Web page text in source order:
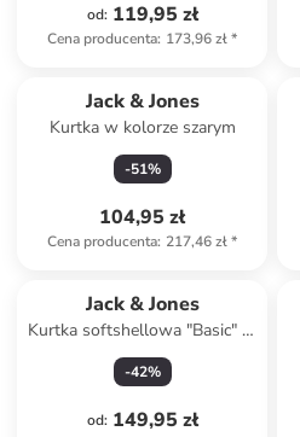
od: 119,95 zł
Cena producenta: 173,96 zł*
Jack & Jones
Kurtka w kolorze szarym
-51%
104,95 zł
Cena producenta: 217,46 zł*
Jack & Jones
Kurtka softshellowa "Basic" w
kolorze kremowym
-42%
od: 149,95 zł